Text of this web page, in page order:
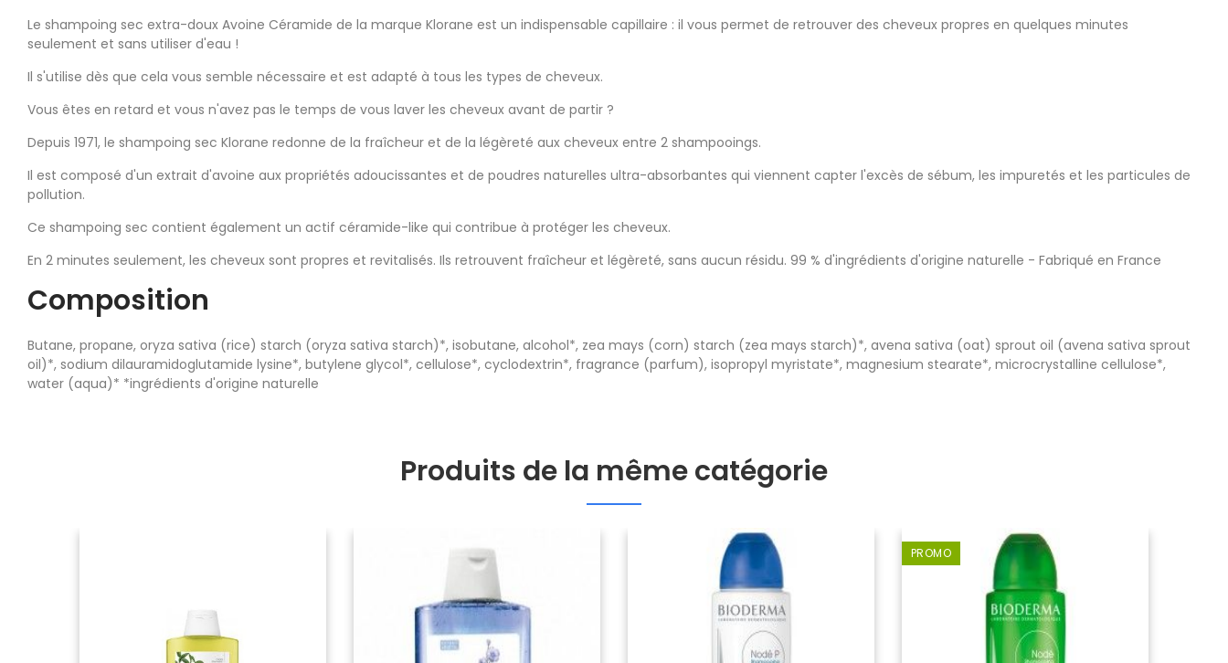
Le shampoing sec extra-doux Avoine Céramide de la marque Klorane est un indispensable capillaire : il vous permet de retrouver des cheveux propres en quelques minutes
seulement et sans utiliser d'eau !
Il s'utilise dès que cela vous semble nécessaire et est adapté à tous les types de cheveux.
Vous êtes en retard et vous n'avez pas le temps de vous laver les cheveux avant de partir ?
Depuis 1971, le shampoing sec Klorane redonne de la fraîcheur et de la légèreté aux cheveux entre 2 shampooings.
Il est composé d'un extrait d'avoine aux propriétés adoucissantes et de poudres naturelles ultra-absorbantes qui viennent capter l'excès de sébum, les impuretés et les particules de
pollution.
Ce shampoing sec contient également un actif céramide-like qui contribue à protéger les cheveux.
En 2 minutes seulement, les cheveux sont propres et revitalisés. Ils retrouvent fraîcheur et légèreté, sans aucun résidu. 99 % d'ingrédients d'origine naturelle - Fabriqué en France
Composition
Butane, propane, oryza sativa (rice) starch (oryza sativa starch)*, isobutane, alcohol*, zea mays (corn) starch (zea mays starch)*, avena sativa (oat) sprout oil (avena sativa sprout
oil)*, sodium dilauramidoglutamide lysine*, butylene glycol*, cellulose*, cyclodextrin*, fragrance (parfum), isopropyl myristate*, magnesium stearate*, microcrystalline cellulose*,
water (aqua)* *ingrédients d'origine naturelle
Produits de la même catégorie
PROMO